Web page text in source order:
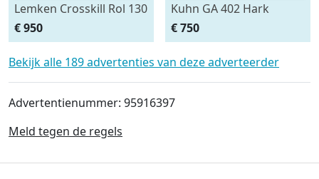
Lemken Crosskill Rol 130
cm breed passen aan
Variopack vorenpakker
€ 950
Kuhn GA 402 Hark
€ 750
Bekijk alle 189 advertenties van deze adverteerder
Advertentienummer: 95916397
Meld tegen de regels